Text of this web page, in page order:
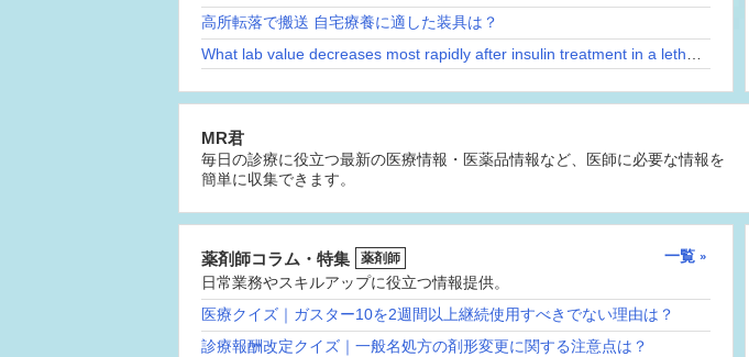
高所転落で搬送 自宅療養に適した装具は？
MR君
毎日の診療に役立つ最新の医療情報・医薬品情報など、医師に必要な情報を
簡単に収集できます。
薬剤師コラム・特集 薬剤師
一覧
日常業務やスキルアップに役立つ情報提供。
医療クイズ｜ガスター10を2週間以上継続使用すべきでない理由は？
診療報酬改定クイズ｜一般名処方の剤形変更に関する注意点は？